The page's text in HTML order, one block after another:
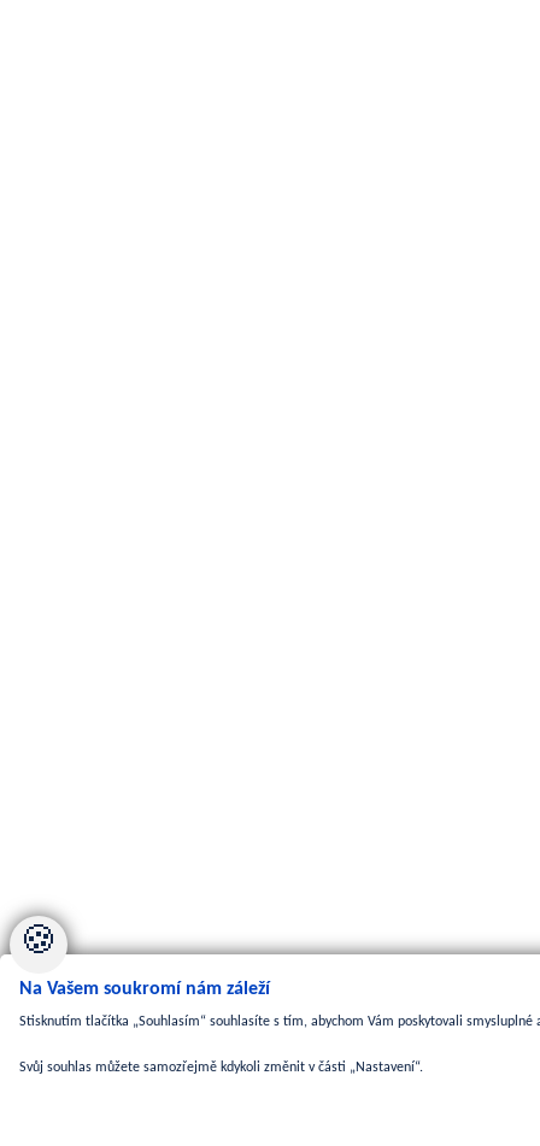
🍪
Na Vašem soukromí nám záleží
Stisknutím tlačítka „Souhlasím“ souhlasíte s tím, abychom Vám poskytovali
Svůj souhlas můžete samozřejmě kdykoli změnit v části „Nastavení“.